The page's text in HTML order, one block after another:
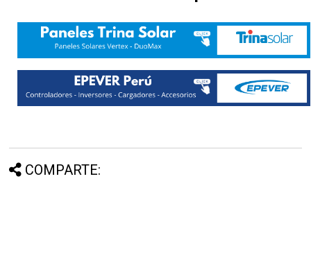
COMPARTE: